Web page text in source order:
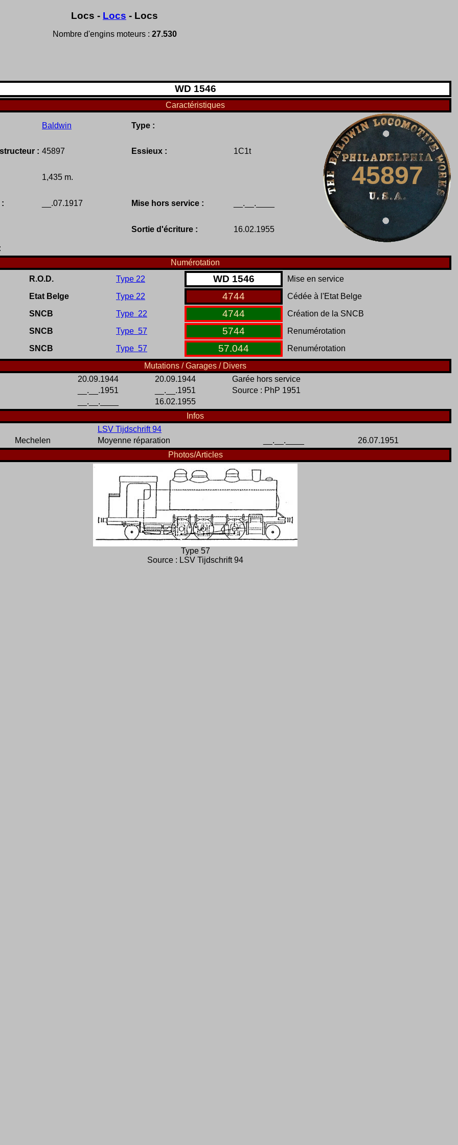
Locs - Locs - Locs
Nombre d'engins moteurs : 27.530
WD 1546
Caractéristiques
Baldwin Type :
45897
: 45897 Essieux : 1C1t
1,435 m.
__.07.1917 Mise hors service : __.__.____
Sortie d'écriture : 16.02.1955
Numérotation
R.O.D. Type 22 WD 1546
Mise en service
Etat Belge Type 22 4744
Cédée à l'Etat Belge
SNCB Type 22 4744
Création de la SNCB
SNCB Type 57 5744
Renumérotation
SNCB Type 57 57.044
Renumérotation
Mutations / Garages / Divers
20.09.1944 20.09.1944
Garée hors service
__.__.1951 __.__.1951
Source : PhP 1951
__.__.____
16.02.1955
Infos
LSV Tijdschrift 94
Mechelen Moyenne réparation __.__.____
26.07.1951
Photos/Articles
Type 57
Source : LSV Tijdschrift 94